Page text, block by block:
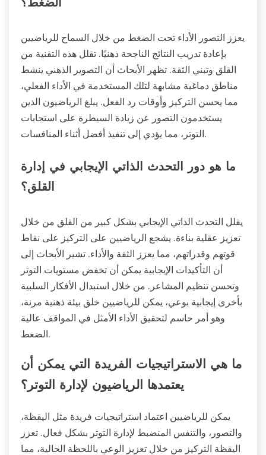
الضغط؟
يعزز التصور الأداء تحت الضغط من خلال السماح للرياضيين
بإعادة تدريب النتائج الناجحة ذهنيًا. تقلل هذه التقنية من
القلق وتبني الثقة. تظهر الأبحاث أن التصوير الذهني ينشط
مناطق دماغية مشابهة لتلك المستخدمة في الأداء الفعلي،
مما يحسن التركيز وأوقات رد الفعل. يبلغ الرياضيون الذين
يستخدمون التصور عن زيادة السيطرة على استجابات
التوتر، مما يؤدي إلى تنفيذ أفضل أثناء المنافسات.
ما هو دور التحدث الذاتي الإيجابي في إدارة
القلق؟
يقلل التحدث الذاتي الإيجابي بشكل كبير من القلق من خلال
تعزيز عقلية بناءة. يشجع الرياضيين على التركيز على نقاط
قوتهم وقدراتهم، مما يعزز الثقة والأداء. تشير الأبحاث إلى
أن التأكيدات الإيجابية يمكن أن تخفض مستويات التوتر
وتحسن تنظيم المشاعر. من خلال استبدال الأفكار السلبية
بأخرى إيجابية بوعي، يمكن للرياضيين خلق بيئة ذهنية مرنة،
وهو أمر حاسم لتحقيق الأداء الأمثل في المواقف عالية
الضغط.
ما هي الاستراتيجيات الفريدة التي يمكن أن
يعتمدها الرياضيون لإدارة التوتر؟
يمكن للرياضيين اعتماد استراتيجيات فريدة مثل اليقظة،
والتصور، والتنفس المنضبط لإدارة التوتر بشكل فعال. تعزز
اليقظة التركيز من خلال تعزيز الوعي باللحظة الحالية، مما